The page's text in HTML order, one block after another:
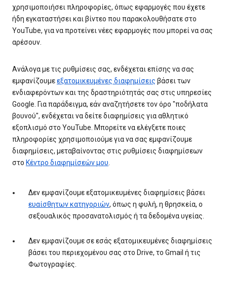
χρησιμοποιήσει πληροφορίες, όπως εφαρμογές που έχετε
ήδη εγκαταστήσει και βίντεο που παρακολουθήσατε στο
YouTube, για να προτείνει νέες εφαρμογές που μπορεί να σας
αρέσουν.
Ανάλογα με τις ρυθμίσεις σας, ενδέχεται επίσης να σας
εμφανίζουμεεξατομικευμένες διαφημίσεις βάσει των
ενδιαφερόντων και της δραστηριότητάς σας στις υπηρεσίες
Google. Για παράδειγμα, εάν αναζητήσετε τον όρο "ποδήλατα
βουνού", ενδέχεται να δείτε διαφημίσεις για αθλητικό
εξοπλισμό στο YouTube. Μπορείτε να ελέγξετε ποιες
πληροφορίες χρησιμοποιούμε για να σας εμφανίζουμε
διαφημίσεις, μεταβαίνοντας στις ρυθμίσεις διαφημίσεων
στο Κέντρο διαφημίσεών μου
Δεν εμφανίζουμε εξατομικευμένες διαφημίσεις βάσει
ευαίσθητων κατηγοριών, όπως η φυλή, η θρησκεία, ο
σεξουαλικός προσανατολισμός ή τα δεδομένα υγείας.
Δεν εμφανίζουμε σε εσάς εξατομικευμένες διαφημίσεις
βάσει του περιεχομένου σας στο Drive, το Gmail ή τις
Φωτογραφίες.